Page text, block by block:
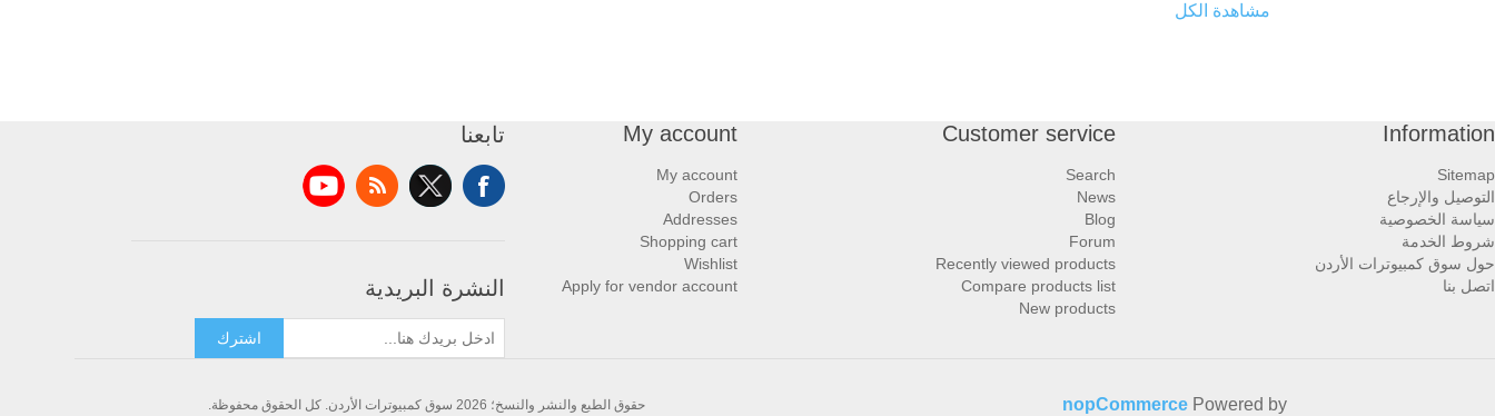
مشاهدة الكل
Information
Sitemap
التوصيل والإرجاع
سياسة الخصوصية
شروط الخدمة
حول سوق كمبيوترات الأردن
اتصل بنا
Customer service
Search
News
Blog
Forum
Recently viewed products
Compare products list
New products
My account
My account
Orders
Addresses
Shopping cart
Wishlist
Apply for vendor account
تابعنا
النشرة البريدية
اشترك
حقوق الطبع والنشر والنسخ؛ 2026 سوق كمبيوترات الأردن. كل الحقوق محفوظة. Powered by
nopCommerce